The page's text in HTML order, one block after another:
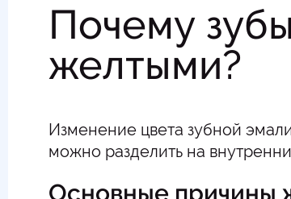
Почему
желтыми?
Изменение цвета зубной
можно разделить на
Основные причины